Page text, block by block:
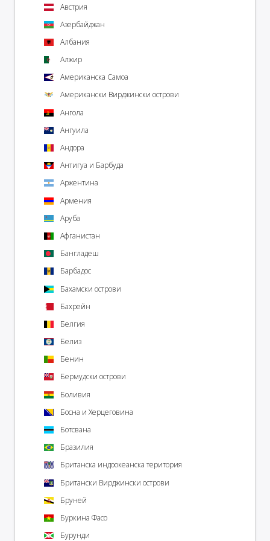
Австрия
Азербайджан
Албания
Алжир
Американска Самоа
Американски Вирджински острови
Ангола
Ангуила
Андора
Антигуа и Барбуда
Аржентина
Армения
Аруба
Афганистан
Бангладеш
Барбадос
Бахамски острови
Бахрейн
Белгия
Белиз
Бенин
Бермудски острови
Боливия
Босна и Херцеговина
Ботсвана
Бразилия
Британска индоокеанска територия
Британски Вирджински острови
Бруней
Буркина Фасо
Бурунди